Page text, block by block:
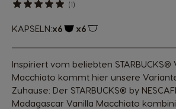
(1)
KAPSELN:x6 x6
Inspiriert vom beliebten STARBUCKS®
Macchiato kommt hier unsere
Zuhause: Der STARBUCKS® by
Madagascar Vanilla Macchiato